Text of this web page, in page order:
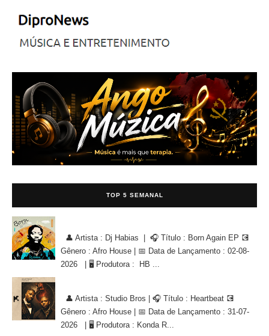
TOP 5 SEMANAL
👤 Artista : Dj Habias | 🎧 Título : Born Again EP 💽
Gênero : Afro House | 📅 Data de Lançamento : 02-08-
2026 | 🖥 Produtora : HB ...
👤 Artista : Studio Bros | 🎧 Título : Heartbeat 💽
Gênero : Afro House | 📅 Data de Lançamento : 31-07-
2026 | 🖥 Produtora : Konda R...